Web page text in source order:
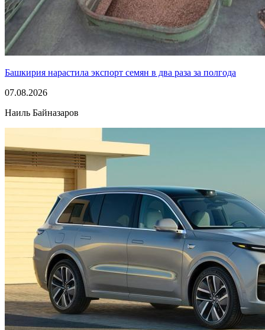
Башкирия нарастила экспорт семян в два раза за полгода
07.08.2026
Наиль Байназаров